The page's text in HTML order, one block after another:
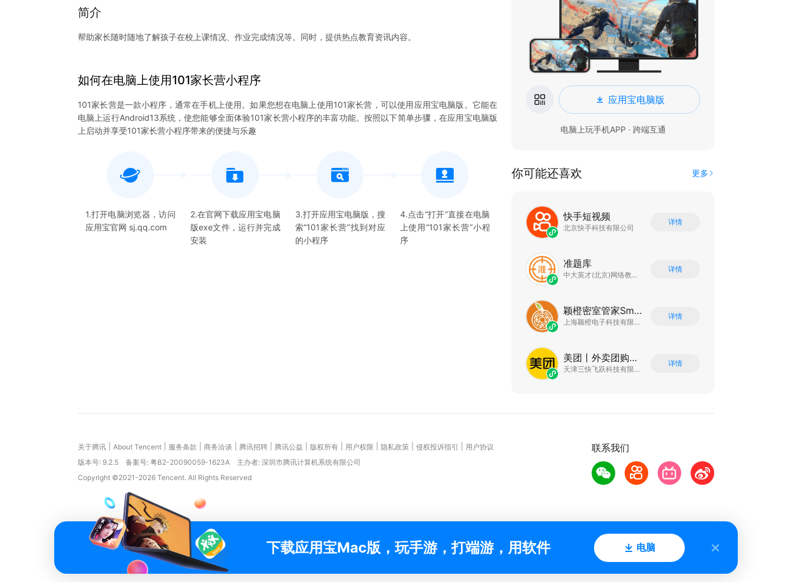
简介
帮助家长随时随地了解孩子在校上课情况、作业完成情况等。同时，提供热点教育资讯内容。
如何在电脑上使用101家长营小程序
101家长营是一款小程序，通常在手机上使用。如果您想在电脑上使用101家长营，可以使用应用宝电脑版。它能在
电脑上运行Android13系统，使您能够全面体验101家长营小程序的丰富功能。按照以下简单步骤，在应用宝电脑版
上启动并享受101家长营小程序带来的便捷与乐趣
1.打开电脑浏览器，访问
应用宝官网 sj.qq.com
2.在官网下载应用宝电脑
版exe文件，运行并完成
安装
3.打开应用宝电脑版，搜
索“101家长营”找到对应
的小程序
4.点击“打开”直接在电脑
上使用“101家长营”小程
序
应用宝电脑版
电脑上玩手机APP · 跨端互通
你可能还喜欢 更多
快手短视频
北京快手科技有限公司
详情
准题库
中大英才(北京)网络教育科技有限公司
详情
颖橙密室管家SmartOrange
上海颖橙电子科技有限公司
详情
美团丨外卖团购特价美食酒店电影
天津三快飞跃科技有限公司
详情
联系我们
关于腾讯 About Tencent 服务条款 商务洽谈 腾讯招聘 腾讯公益 版权所有 用户权限 隐私政策 侵权投诉指引
用户协议
版本号: 9.2.5 备案号: 粤B2-20090059-1623A
主办者: 深圳市腾讯计算机系统有限公司
Copyright ©2021-2026 Tencent. All Rights Reserved
下载应用宝Mac版，玩手游，打端游，用软件 电脑